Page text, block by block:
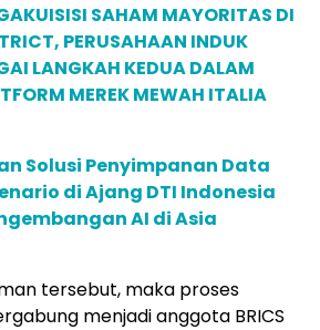
SAHAM MAYORITAS DI
PERUSAHAAN INDUK
LANGKAH KEDUA DALAM
MEREK MEWAH ITALIA
Solusi Penyimpanan Data
di Ajang DTI Indonesia
AI di Asia
tersebut, maka proses
menjadi anggota BRICS